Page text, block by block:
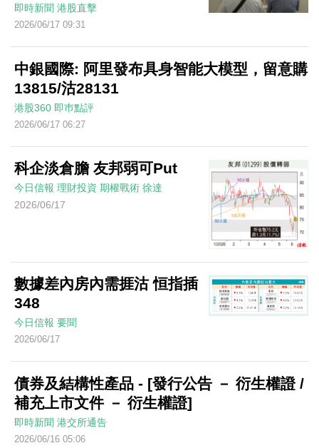
即時新聞 港股直擊
2026/06/17 09:31
中銀國際: 阿里發布具身智能大模型，留意購
13815/沽28131
港股360 即巿點評
2026/06/17 06:27
科企淡倉膽 友邦弱可Put
今日信報 理財投資 期權戰術 徐達
2026/06/17
數據差內房內需捱沽 恒指插
348
今日信報 要聞
2026/06/17
債券及結構性產品 - [發行公告 － 衍生權證 /
補充上市文件 － 衍生權證]
即時新聞 港交所通告
2026/06/16 05:06